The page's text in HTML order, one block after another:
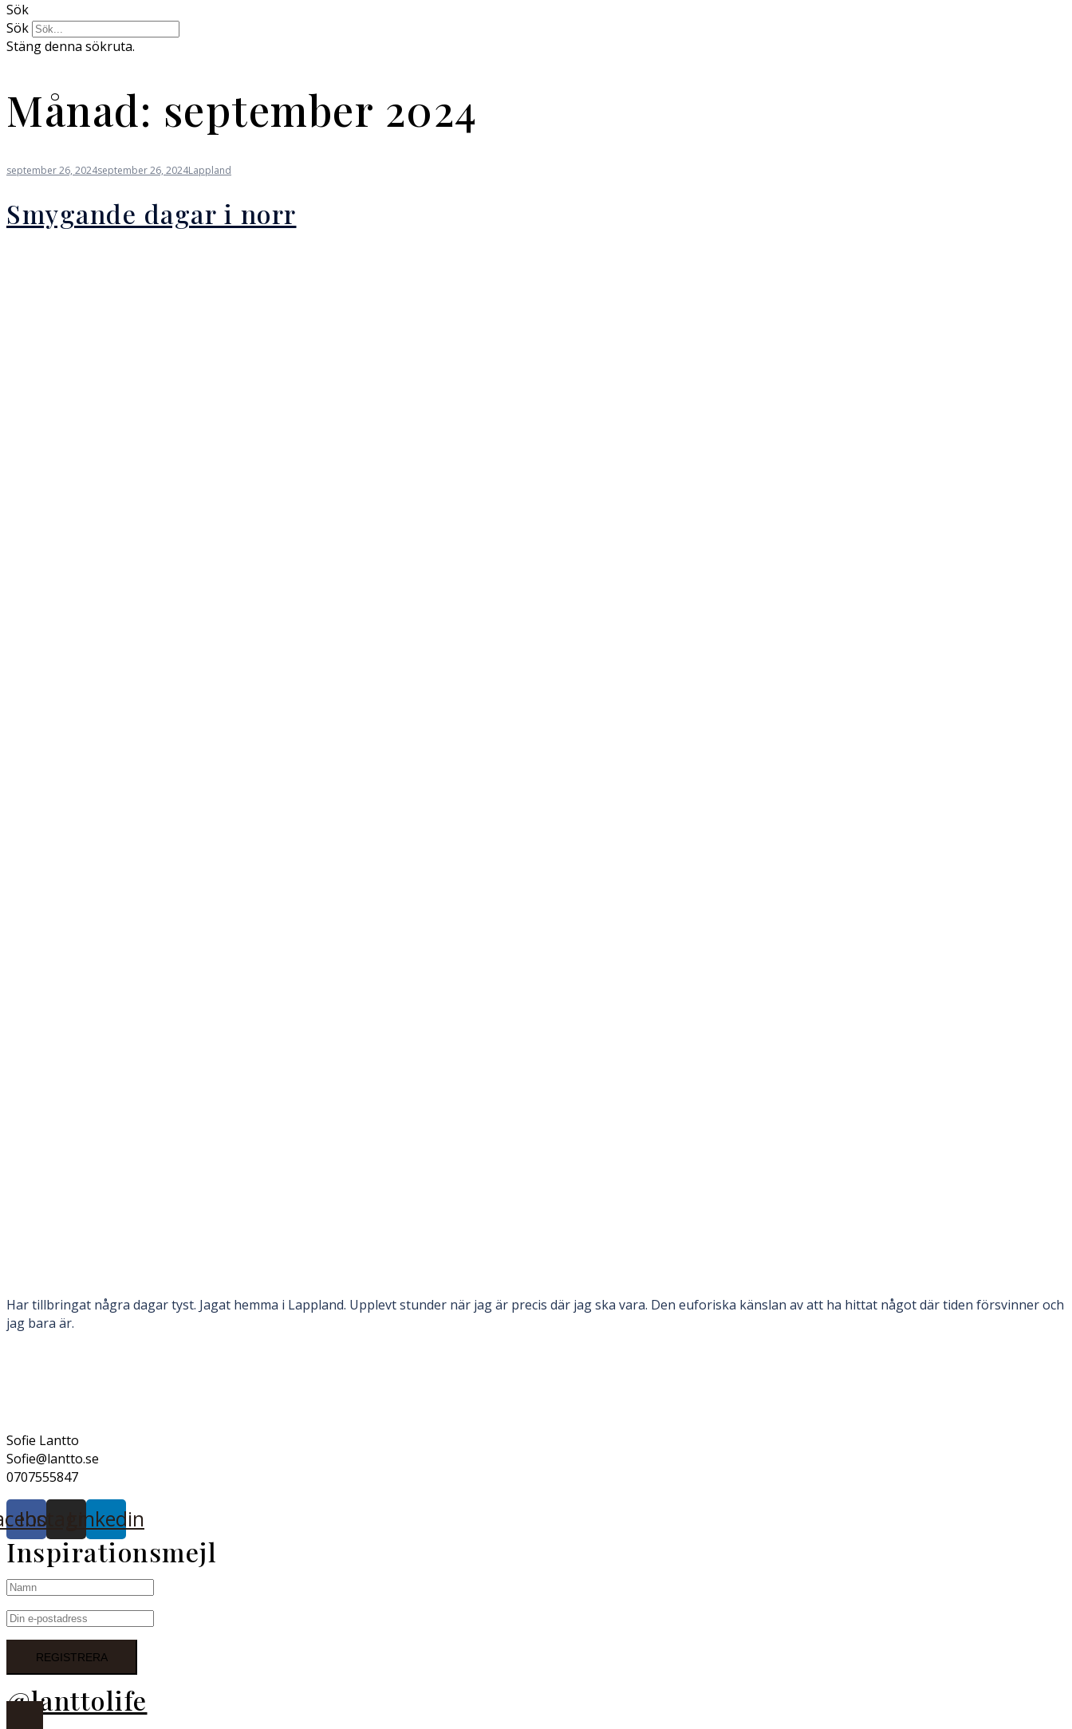
Sök
Sök
Stäng denna sökruta.
Månad: september 2024
september 26, 2024september 26, 2024Lappland
Smygande dagar i norr
Har tillbringat några dagar tyst. Jagat hemma i Lappland. Upplevt stunder när jag är precis där jag ska vara. Den euforiska känslan av att ha hittat något där tiden försvinner och
jag bara är.
Sofie Lantto
Sofie@lantto.se
0707555847
InstagramLinkedin
Inspirationsmejl
@lanttolife